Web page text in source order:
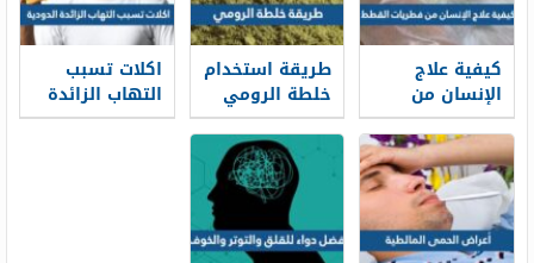
كيفية علاج
الإنسان من
فطريات القطط
طريقة استخدام
خلطة الرومي
لعلاج العين
والحسد
بالتفصيل
اكلات تسبب
التهاب الزائدة
الدودية